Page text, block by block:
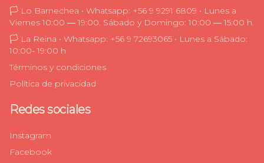
🏳️ Lo Barnechea • Whatsapp: +56 9 9291 6809 • Lunes a
Viernes 10:00 ― 19:00. Sábado y Domingo: 10:00 ― 15:00 h.
🏳️ La Reina • Whatsapp: +56 9 72693065 • Lunes a Sábado:
10:00- 19:00 h
Términos y condiciones
Política de privacidad
Redes sociales
Instagram
Facebook